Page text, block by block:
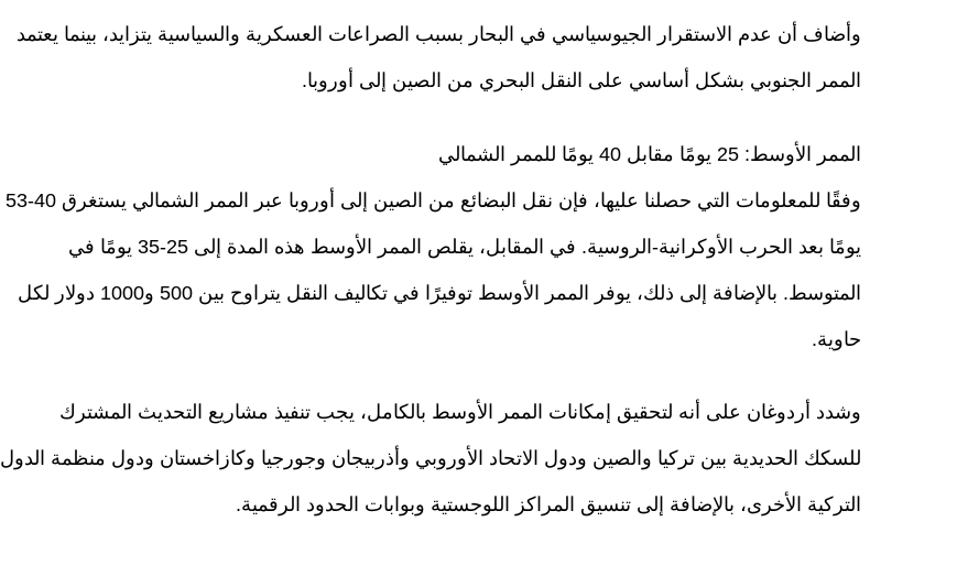
وأضاف أن عدم الاستقرار الجيوسياسي في البحار بسبب الصراعات العسكرية والسياسية يتزايد، بينما يعتمد
الممر الجنوبي بشكل أساسي على النقل البحري من الصين إلى أوروبا.
الممر الأوسط: 25 يومًا مقابل 40 يومًا للممر الشمالي
وفقًا للمعلومات التي حصلنا عليها، فإن نقل البضائع من الصين إلى أوروبا عبر الممر الشمالي يستغرق 40-53
يومًا بعد الحرب الأوكرانية-الروسية. في المقابل، يقلص الممر الأوسط هذه المدة إلى 25-35 يومًا في
المتوسط. بالإضافة إلى ذلك، يوفر الممر الأوسط توفيرًا في تكاليف النقل يتراوح بين 500 و1000 دولار لكل
حاوية.
وشدد أردوغان على أنه لتحقيق إمكانات الممر الأوسط بالكامل، يجب تنفيذ مشاريع التحديث المشترك
للسكك الحديدية بين تركيا والصين ودول الاتحاد الأوروبي وأذربيجان وجورجيا وكازاخستان ودول منظمة الدول
التركية الأخرى، بالإضافة إلى تنسيق المراكز اللوجستية وبوابات الحدود الرقمية.